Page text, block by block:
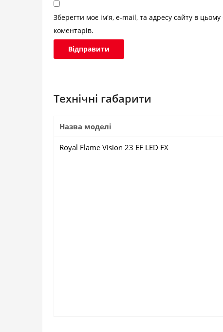
Зберегти моє ім'я, e-mail, та адресу сайту в
коментарів.
Технічні габарити
Назва моделі
Royal Flame Vision 23 EF LED FX